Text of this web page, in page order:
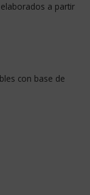
a partir
con base de